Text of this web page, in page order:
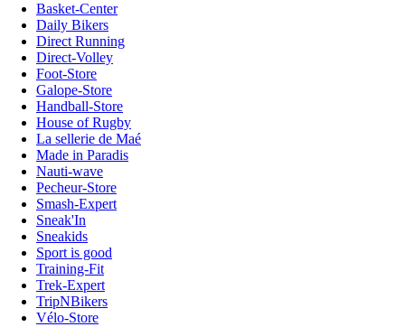
Basket-Center
Daily Bikers
Direct Running
Direct-Volley
Foot-Store
Galope-Store
Handball-Store
House of Rugby
La sellerie de Maé
Made in Paradis
Nauti-wave
Pecheur-Store
Smash-Expert
Sneak'In
Sneakids
Sport is good
Training-Fit
Trek-Expert
TripNBikers
Vélo-Store